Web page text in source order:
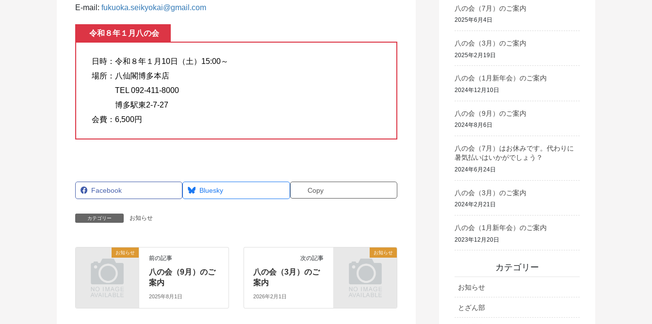
E-mail:fukuoka.seikyokai@gmail.com
令和８年１月八の会
日時：令和８年１月10日（土）15:00～
場所：八仙閣博多本店
TEL 092-411-8000
博多駅東2-7-27
会費：6,500円
Facebook Bluesky Copy
カテゴリー お知らせ
お知らせ
前の記事
八の会（9月）のご
案内
2025年8月1日
お知らせ
次の記事
八の会（3月）のご
案内
2026年2月1日
八の会（7月）のご案内
2025年6月4日
八の会（3月）のご案内
2025年2月19日
八の会（1月新年会）のご案内
2024年12月10日
八の会（9月）のご案内
2024年8月6日
八の会（7月）はお休みです。代わりに
暑気払いはいかがでしょう？
2024年6月24日
八の会（3月）のご案内
2024年2月21日
八の会（1月新年会）のご案内
2023年12月20日
カテゴリー
お知らせ
とざん部